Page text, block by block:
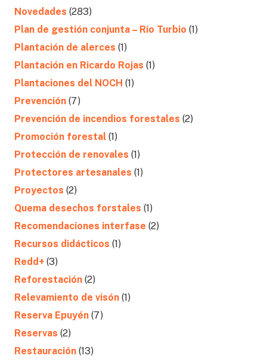
Novedades (283)
Plan de gestión conjunta – Río Turbio (1)
Plantación de alerces (1)
Plantación en Ricardo Rojas (1)
Plantaciones del NOCH (1)
Prevención (7)
Prevención de incendios forestales (2)
Promoción forestal (1)
Protección de renovales (1)
Protectores artesanales (1)
Proyectos (2)
Quema desechos forstales (1)
Recomendaciones interfase (2)
Recursos didácticos (1)
Redd+ (3)
Reforestación (2)
Relevamiento de visón (1)
Reserva Epuyén (7)
Reservas (2)
Restauración (13)